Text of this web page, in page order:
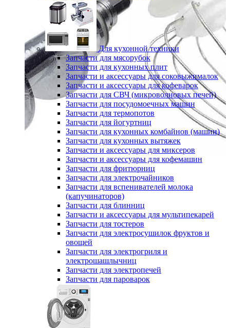
Для кухонной техники
Запчасти для мясорубок
Запчасти для кухонных плит
Запчасти и аксессуары для соковыжималок
Запчасти и аксессуары для кофеварок
Запчасти для СВЧ (микроволновых печей)
Запчасти для посудомоечных машин
Запчасти для термопотов
Запчасти для йогуртниц
Запчасти для кухонных комбайнов (машин)
Запчасти для кухонных вытяжек
Запчасти и аксессуары для миксеров
Запчасти и аксессуары для кофемашин
Запчасти для фритюрниц
Запчасти для электрочайников
Запчасти для вспенивателей молока
(капучинаторов)
Запчасти для блинниц
Запчасти и аксессуары для мультипекарей
Запчасти для тостеров
Запчасти для электросушилок фруктов и
овощей
Запчасти для электрогриля и
электрошашлычниц
Запчасти для электропечей
Запчасти для пароварок